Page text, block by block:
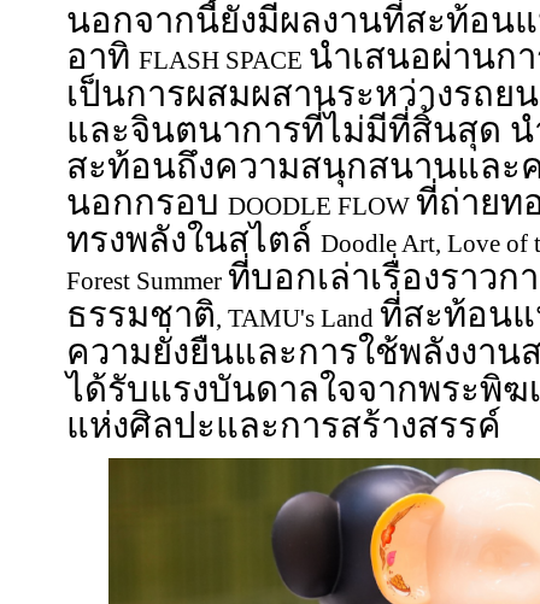
นอกจากนี้ยังมีผลงานที่สะท้อน
อาทิ FLASH SPACE นำเสนอผ่านก
เป็นการผสมผสานระหว่างรถย
และจินตนาการที่ไม่มีที่สิ้นสุด
สะท้อนถึงความสนุกสนานและ
นอกกรอบ DOODLE FLOW ที่ถ่ายท
ทรงพลังในสไตล์ Doodle Art, Love of
Forest Summer ที่บอกเล่าเรื่องราว
ธรรมชาติ, TAMU's Land ที่สะท้อนแ
ความยั่งยืนและการใช้พลังงาน
ได้รับแรงบันดาลใจจากพระพิฆ
แห่งศิลปะและการสร้างสรรค์